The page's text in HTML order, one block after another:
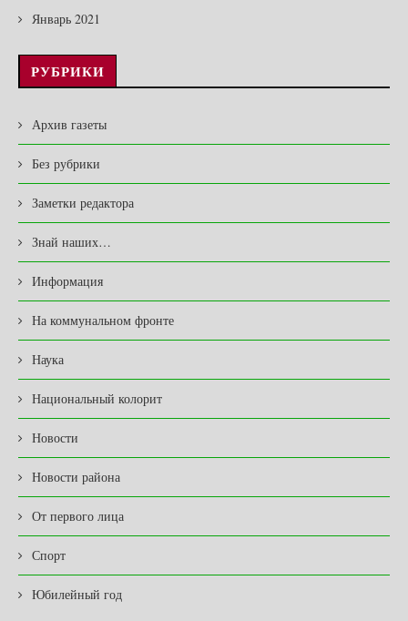
Январь 2021
РУБРИКИ
Архив газеты
Без рубрики
Заметки редактора
Знай наших…
Информация
На коммунальном фронте
Наука
Национальный колорит
Новости
Новости района
От первого лица
Спорт
Юбилейный год